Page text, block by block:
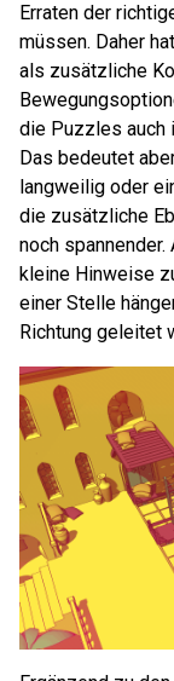
Erraten der
müssen. Daher
als zusätzliche
die Puzzles auch
Das bedeutet
langweilig oder
die zusätzliche
noch
kleine Hinweise
einer Stelle
Richtung geleitet